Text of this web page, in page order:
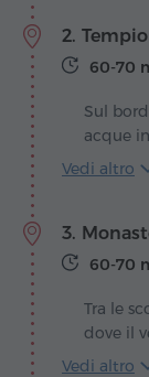
mentre
punto
l'idea di
dipinto.
un
2.
60-70
Sul
acque
Tempio
sole,
a Mihr,
Vedi altro
3.
60-70
Tra le
dove il
appare
Vedi altro